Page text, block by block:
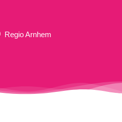
Regio Arnhem